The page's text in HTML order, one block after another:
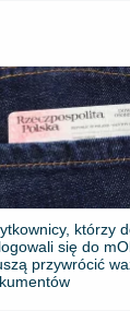
którzy
się do
przywrócić